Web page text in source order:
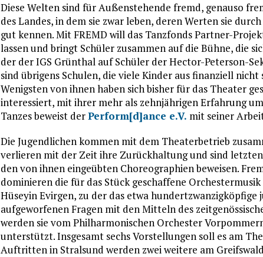
Diese Welten sind für Außenstehende fremd, genauso
des Landes, in dem sie zwar leben, deren Werten sie
gut kennen. Mit FREMD will das Tanzfonds Partner-
lassen und bringt Schüler zusammen auf die Bühne, die
der der IGS Grünthal auf Schüler der Hector-Peterson-
sind übrigens Schulen, die viele Kinder aus finanziell
Wenigsten von ihnen haben sich bisher für das Theater
interessiert, mit ihrer mehr als zehnjährigen Erfahrung
Tanzes beweist derPerform[d]ance e.V. mit seiner
Die Jugendlichen kommen mit dem Theaterbetrieb
verlieren mit der Zeit ihre Zurückhaltung und sind
den von ihnen eingeübten Choreographien beweisen.
dominieren die für das Stück geschaffene
Hüseyin Evirgen, zu der das etwa hundertzwanzigköpfige
aufgeworfenen Fragen mit den Mitteln des
werden sie vom Philharmonischen Orchester
unterstützt. Insgesamt sechs Vorstellungen soll es am
Auftritten in Stralsund werden zwei weitere am